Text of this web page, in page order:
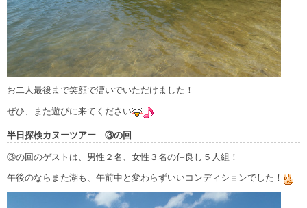
お二人最後まで笑顔で漕いでいただけました！
ぜひ、また遊びに来てください
半日探検カヌーツアー ③の回
③の回のゲストは、男性２名、女性３名の仲良し５人組！
午後のならまた湖も、午前中と変わらずいいコンディションでした！